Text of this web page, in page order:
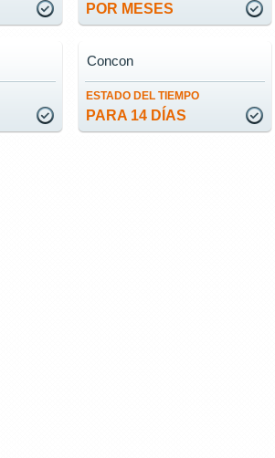
POR MESES
ESTADO DEL TIEMPO
PARA 14 DÍAS
Concon